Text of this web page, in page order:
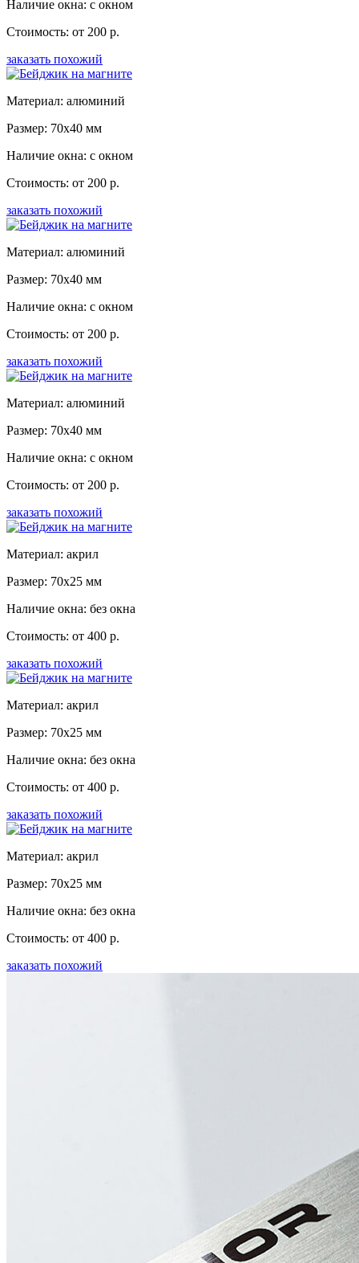
Наличие окна: с окном
Стоимость: от 200 р.
заказать похожий
Материал: алюминий
Размер: 70x40 мм
Наличие окна: с окном
Стоимость: от 200 р.
заказать похожий
Материал: алюминий
Размер: 70x40 мм
Наличие окна: с окном
Стоимость: от 200 р.
заказать похожий
Материал: алюминий
Размер: 70x40 мм
Наличие окна: с окном
Стоимость: от 200 р.
заказать похожий
Материал: акрил
Размер: 70x25 мм
Наличие окна: без окна
Стоимость: от 400 р.
заказать похожий
Материал: акрил
Размер: 70x25 мм
Наличие окна: без окна
Стоимость: от 400 р.
заказать похожий
Материал: акрил
Размер: 70x25 мм
Наличие окна: без окна
Стоимость: от 400 р.
заказать похожий